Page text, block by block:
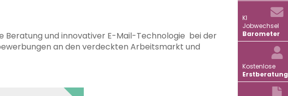
KI
Jobwechsel
Barometer
Kostenlose
Erstberatung
Beratung und innovativer E-Mail-Technologie bei der
an den verdeckten Arbeitsmarkt und